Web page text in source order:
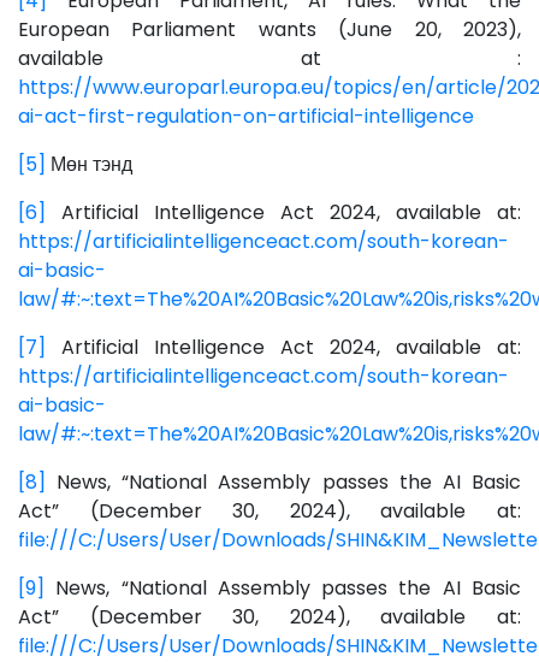
European Parliament wants (June 20, 2023),
available at :
https://www.europarl.europa.eu/topics/en/article/
ai-act-first-regulation-on-artificial-intelligence
[5] Мөн тэнд
[6]
Artificial Intelligence Act 2024, available at:
https://artificialintelligenceact.com/south-korean-
ai-basic-
law/
[7]
Artificial Intelligence Act 2024, available at:
https://artificialintelligenceact.com/south-korean-
ai-basic-
law/
[8] News, “National Assembly passes the AI Basic
Act” (December 30, 2024), available at:
file:///C:/Users/User/Downloads/
[9] News, “National Assembly passes the AI Basic
Act” (December 30, 2024), available at:
file:///C:/Users/User/Downloads/